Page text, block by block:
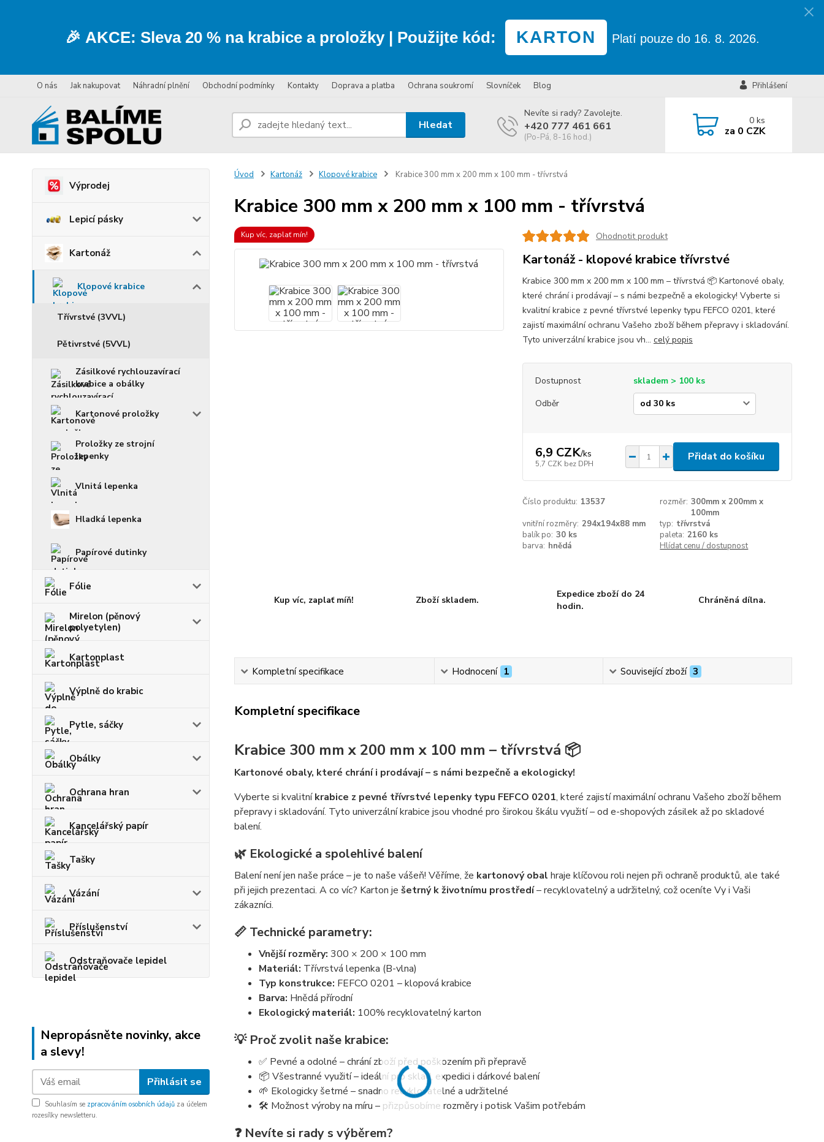
🎉 AKCE: Sleva 20 % na krabice a proložky| Použijte kód: KARTON Platí pouze do 16. 8. 2026.
O nás Jak nakupovat Náhradní plnění Obchodní podmínky Kontakty Doprava a platba Ochrana soukromí Slovníček Blog Přihlášení
Hledat
Nevíte si rady? Zavolejte.
+420 777 461 661
(Po-Pá, 8-16 hod.)
0 ks
za 0 CZK
Výprodej
Lepicí pásky
Kartonáž
Klopové krabice
Třívrstvé (3VVL)
Pětivrstvé (5VVL)
Zásilkové rychlouzavírací
krabice a obálky
Kartonové proložky
Proložky ze strojní
lepenky
Vlnitá lepenka
Hladká lepenka
Papírové dutinky
Fólie
Mirelon (pěnový
polyetylen)
Kartonplast
Výplně do krabic
Pytle, sáčky
Obálky
Ochrana hran
Kancelářský papír
Tašky
Vázání
Příslušenství
Odstraňovače lepidel
Nepropásněte novinky, akce
a slevy!
Přihlásit se
Souhlasím se zpracováním osobních údajů za účelem
rozesílky newsletteru.
Úvod Kartonáž Klopové krabice Krabice 300 mm x 200 mm x 100 mm - třívrstvá
Krabice 300 mm x 200 mm x 100 mm - třívrstvá
Kup víc, zaplať mín! Ohodnotit produkt
Kartonáž - klopové krabice třívrstvé
Krabice 300 mm x 200 mm x 100 mm – třívrstvá 📦 Kartonové obaly,
které chrání i prodávají – s námi bezpečně a ekologicky! Vyberte si
kvalitní krabice z pevné třívrstvé lepenky typu FEFCO 0201, které
zajistí maximální ochranu Vašeho zboží během přepravy i skladování.
Tyto univerzální krabice jsou vh... celý popis
Dostupnost
skladem > 100 ks
Odběr
6,9 CZK/ks
5,7 CZK bez DPH
Přidat do košíku
Číslo produktu: 13537 rozměr: 300mm x 200mm x
100mm
vnitřní rozměry: 294x194x88 mm typ: třívrstvá
balík po: 30 ks paleta: 2160 ks
barva: hnědá Hlídat cenu / dostupnost
Kup víc, zaplať míň! Zboží skladem.
Expedice zboží do 24
hodin.
Chráněná dílna.
Kompletní specifikace Hodnocení 1 Související zboží 3
Kompletní specifikace
Krabice 300 mm x 200 mm x 100 mm – třívrstvá 📦
Kartonové obaly, které chrání i prodávají – s námi bezpečně a ekologicky!
Vyberte si kvalitníkrabice z pevné třívrstvé lepenky typu FEFCO 0201, které zajistí maximální ochranu Vašeho zboží během
přepravy i skladování. Tyto univerzální krabice jsou vhodné pro širokou škálu využití – od e-shopových zásilek až po skladové
balení.
🌿 Ekologické a spolehlivé balení
Balení není jen naše práce – je to naše vášeň! Věříme, že kartonový obal hraje klíčovou roli nejen při ochraně produktů, ale také
při jejich prezentaci. A co víc? Karton je šetrný k životnímu prostředí– recyklovatelný a udržitelný, což oceníte Vy i Vaši
zákazníci.
📏 Technické parametry:
Vnější rozměry: 300 × 200 × 100 mm
Materiál: Třívrstvá lepenka (B-vlna)
Typ konstrukce: FEFCO 0201 – klopová krabice
Barva: Hnědá přírodní
Ekologický materiál: 100% recyklovatelný karton
💡 Proč zvolit naše krabice:
✅ Pevné a odolné – chrání zboží před poškozením při přepravě
📦 Všestranné využití – ideální pro sklad, expedici i dárkové balení
🌱 Ekologicky šetrné – snadno recyklovatelné a udržitelné
🛠️ Možnost výroby na míru – přizpůsobíme rozměry i potisk Vašim potřebám
❓ Nevíte si rady s výběrem?